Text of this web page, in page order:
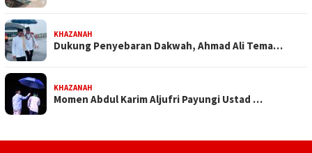
KHAZANAH
Dukung Penyebaran Dakwah, Ahmad Ali Tema…
KHAZANAH
Momen Abdul Karim Aljufri Payungi Ustad …